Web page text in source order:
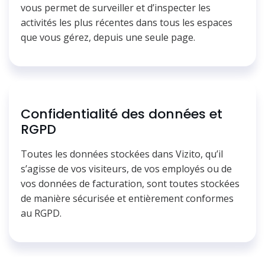
vous permet de surveiller et d’inspecter les
activités les plus récentes dans tous les espaces
que vous gérez, depuis une seule page.
Confidentialité des données et
RGPD
Toutes les données stockées dans Vizito, qu’il
s’agisse de vos visiteurs, de vos employés ou de
vos données de facturation, sont toutes stockées
de manière sécurisée et entièrement conformes
au RGPD.